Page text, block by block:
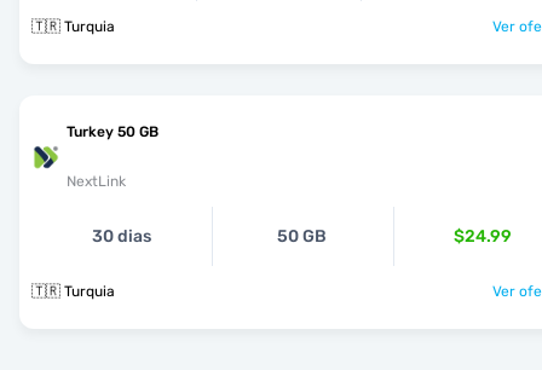
🇹🇷 Turquia Ver
Turkey 50 GB
NextLink
30 dias 50 GB $24.99
🇹🇷 Turquia Ver